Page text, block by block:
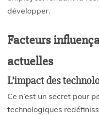
développer.
Facteurs
actuelles
L’impact des
Ce n’est un secret pour
technologiques